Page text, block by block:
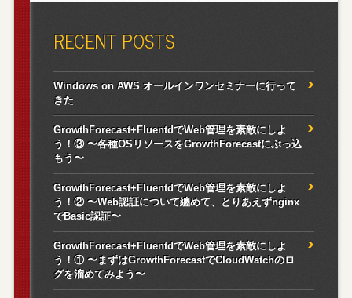
RECENT POSTS
Windows on AWS オールインワンセミナーに行って
きた
GrowthForecast+FluentdでWeb管理を素敵にしよ
う！③ 〜各種OSリソースをGrowthForecastにぶっ込
もう〜
GrowthForecast+FluentdでWeb管理を素敵にしよ
う！② 〜Web認証について纏めて、とりあえずnginx
でBasic認証〜
GrowthForecast+FluentdでWeb管理を素敵にしよ
う！① 〜まずはGrowthForecastでCloudWatchのロ
グを溜めてみよう〜